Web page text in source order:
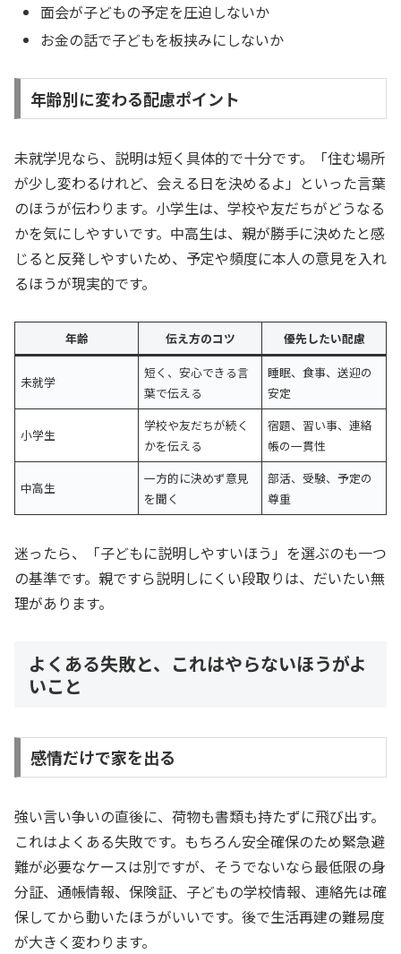
面会が子どもの予定を圧迫しないか
お金の話で子どもを板挟みにしないか
年齢別に変わる配慮ポイント
未就学児なら、説明は短く具体的で十分です。「住む場所
が少し変わるけれど、会える日を決めるよ」といった言葉
のほうが伝わります。小学生は、学校や友だちがどうなる
かを気にしやすいです。中高生は、親が勝手に決めたと感
じると反発しやすいため、予定や頻度に本人の意見を入れ
るほうが現実的です。
年齢 伝え方のコツ 優先したい配慮
未就学
短く、安心できる言
葉で伝える
睡眠、食事、送迎の
安定
小学生
学校や友だちが続く
かを伝える
宿題、習い事、連絡
帳の一貫性
中高生
一方的に決めず意見
を聞く
部活、受験、予定の
尊重
迷ったら、「子どもに説明しやすいほう」を選ぶのも一つ
の基準です。親ですら説明しにくい段取りは、だいたい無
理があります。
よくある失敗と、これはやらないほうがよ
いこと
感情だけで家を出る
強い言い争いの直後に、荷物も書類も持たずに飛び出す。
これはよくある失敗です。もちろん安全確保のため緊急避
難が必要なケースは別ですが、そうでないなら最低限の身
分証、通帳情報、保険証、子どもの学校情報、連絡先は確
保してから動いたほうがいいです。後で生活再建の難易度
が大きく変わります。